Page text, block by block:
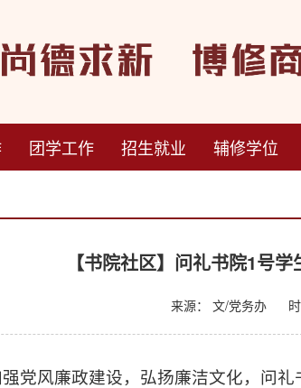
团学工作 招生就业 辅修学位
【书院社区】问礼书院1号
来源： 文/党务办
党风廉政建设，弘扬廉洁文化，问